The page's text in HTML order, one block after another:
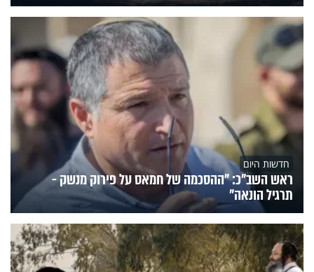
חדשות היום
ראש השב"כ: "ההסכמה של חמאס על פירוק מנשק -
תרגיל הונאה"